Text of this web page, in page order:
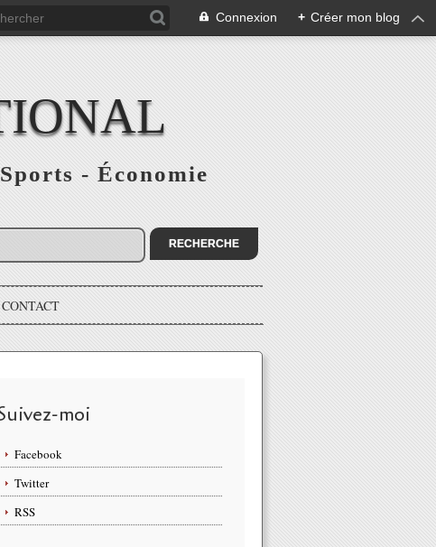
Connexion + Créer mon blog
- Économie
CONTACT
moi
Facebook
Twitter
RSS